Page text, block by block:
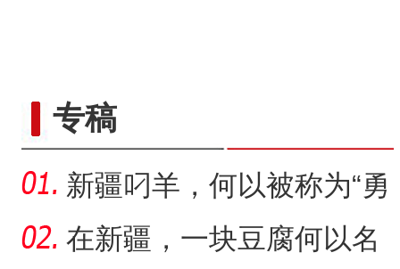
专稿
新疆叼羊，何以被称为“勇
敢者运动”？
在新疆，一块豆腐何以名